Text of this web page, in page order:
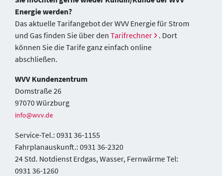
Energie werden?
Das aktuelle Tarifangebot der WVV Energie für Strom
und Gas finden Sie über den Tarifrechner
. Dort
können Sie die Tarife ganz einfach online
abschließen.
WVV Kundenzentrum
Domstraße 26
97070 Würzburg
info@wvv.de
Service-Tel.: 0931 36-1155
Fahrplanauskunft.: 0931 36-2320
24 Std. Notdienst Erdgas, Wasser, Fernwärme Tel:
0931 36-1260